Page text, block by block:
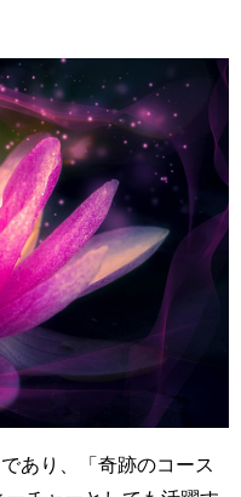
あり、「奇跡のコース